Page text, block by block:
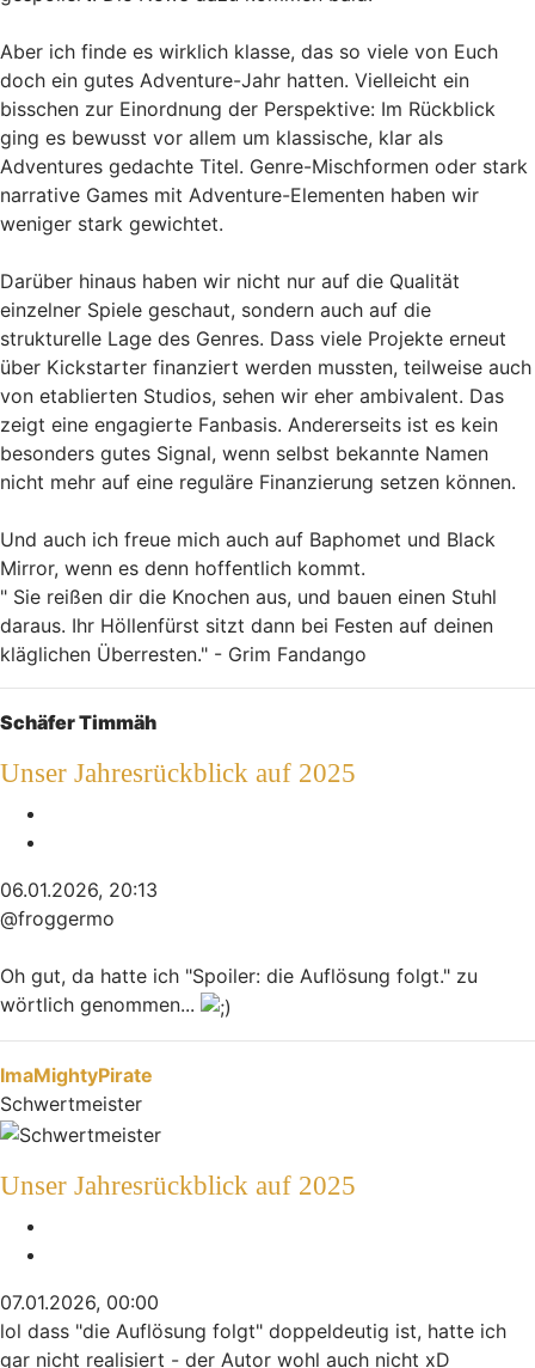
Aber ich finde es wirklich klasse, das so viele von Euch
doch ein gutes Adventure-Jahr hatten. Vielleicht ein
bisschen zur Einordnung der Perspektive: Im Rückblick
ging es bewusst vor allem um klassische, klar als
Adventures gedachte Titel. Genre-Mischformen oder stark
narrative Games mit Adventure-Elementen haben wir
weniger stark gewichtet.
Darüber hinaus haben wir nicht nur auf die Qualität
einzelner Spiele geschaut, sondern auch auf die
strukturelle Lage des Genres. Dass viele Projekte erneut
über Kickstarter finanziert werden mussten, teilweise auch
von etablierten Studios, sehen wir eher ambivalent. Das
zeigt eine engagierte Fanbasis. Andererseits ist es kein
besonders gutes Signal, wenn selbst bekannte Namen
nicht mehr auf eine reguläre Finanzierung setzen können.
Und auch ich freue mich auch auf Baphomet und Black
Mirror, wenn es denn hoffentlich kommt.
" Sie reißen dir die Knochen aus, und bauen einen Stuhl
daraus. Ihr Höllenfürst sitzt dann bei Festen auf deinen
kläglichen Überresten." - Grim Fandango
Nach oben
Schäfer Timmäh
Unser Jahresrückblick auf 2025
06.01.2026, 20:13
@froggermo
Oh gut, da hatte ich "Spoiler: die Auflösung folgt." zu
wörtlich genommen...
Nach oben
ImaMightyPirate
Schwertmeister
Unser Jahresrückblick auf 2025
07.01.2026, 00:00
lol dass "die Auflösung folgt" doppeldeutig ist, hatte ich
gar nicht realisiert - der Autor wohl auch nicht xD